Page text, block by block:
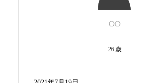
〇〇
26 歳